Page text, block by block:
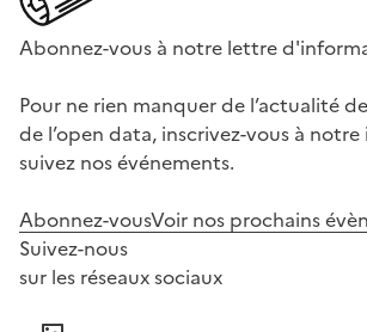
Abonnez-vous à notre lettre
Pour ne rien manquer de l’actualité
de l’open data, inscrivez-vous à
suivez nos événements.
Abonnez-vousVoir nos prochains
Suivez-nous
sur les réseaux sociaux